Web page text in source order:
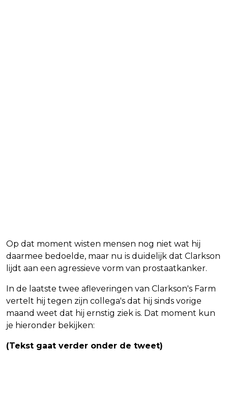
Op dat moment wisten mensen nog niet wat hij
daarmee bedoelde, maar nu is duidelijk dat Clarkson
lijdt aan een agressieve vorm van prostaatkanker.
In de laatste twee afleveringen van Clarkson's Farm
vertelt hij tegen zijn collega's dat hij sinds vorige
maand weet dat hij ernstig ziek is. Dat moment kun
je hieronder bekijken:
(Tekst gaat verder onder de tweet)